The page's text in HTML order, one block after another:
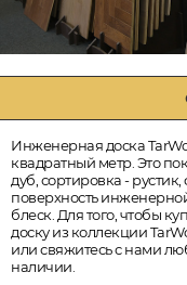
Инженерная доска
квадратный метр. Это
дуб, сортировка -
поверхность
блеск. Для того, чтобы
доску из коллекции
или свяжитесь с нами
наличии.